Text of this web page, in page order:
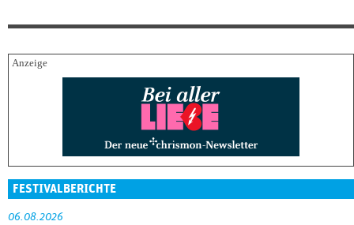
FESTIVALBERICHTE
06.08.2026